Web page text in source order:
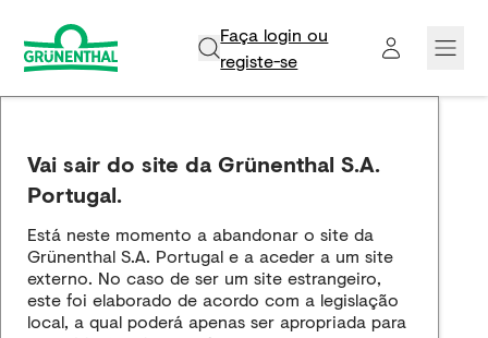
Faça login ou
registe-se​
Inovação e Ciência
Empregos e carreira
Vai sair do site da Grünenthal S.A.
Portugal.
Está neste momento a abandonar o site da
Grünenthal S.A. Portugal e a aceder a um site
externo. No caso de ser um site estrangeiro,
este foi elaborado de acordo com a legislação
local, a qual poderá apenas ser apropriada para